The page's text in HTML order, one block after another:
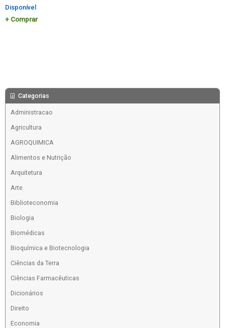
Disponível
Comprar
Categorias
Administracao
Agricultura
AGROQUIMICA
Alimentos e Nutrição
Arquitetura
Arte
Biblioteconomia
Biologia
Biomédicas
Bioquímica e Biotecnologia
Ciências da Terra
Ciências Farmacêuticas
Dicionários
Direito
Economia